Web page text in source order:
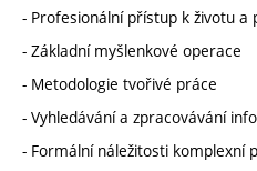
- Profesionální přístup k životu a
- Základní myšlenkové operace
- Metodologie tvořivé práce
- Vyhledávání a zpracovávání
- Formální náležitosti komplexní